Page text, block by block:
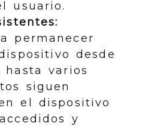
usuario.
permanecer
desde
hasta varios
siguen
el dispositivo
y